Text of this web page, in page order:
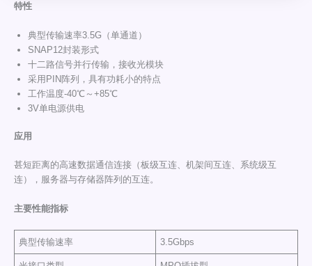
特性
典型传输速率3.5G（单通道）
SNAP12封装形式
十二路信号并行传输，接收光模块
采用PIN阵列，具有功耗小的特点
工作温度-40℃～+85℃
3V单电源供电
应用
甚短距离的高速数据通信连接（板级互连、机架间互连、系统级互
连），服务器与存储器阵列的互连。
主要性能指标
典型传输速率 3.5Gbps